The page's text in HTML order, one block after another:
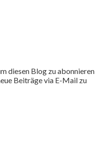
diesen Blog zu abonnieren
Beiträge via E-Mail zu